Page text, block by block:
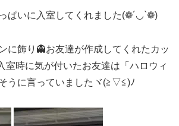
ぱいに入室してくれました(❁´◡`❁)
に飾り👻お友達が作成してくれたカッ
室時に気が付いたお友達は「ハロウィ
うに言っていましたヾ(≧▽≦)ﾉ